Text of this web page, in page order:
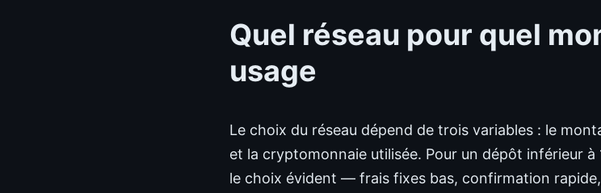
Quel réseau pour quel
usage
Le choix du réseau dépend de trois variables : le
et la cryptomonnaie utilisée. Pour un dépôt inférieur
le choix évident — frais fixes bas, confirmation